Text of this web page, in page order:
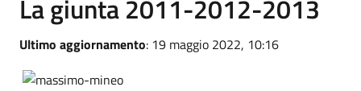
La giunta 2011-2012-2013
Ultimo aggiornamento: 19 maggio 2022, 10:16